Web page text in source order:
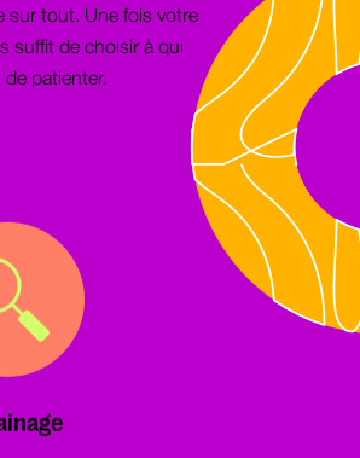
sur tout. Une fois votre
suffit de choisir à qui
de patienter.